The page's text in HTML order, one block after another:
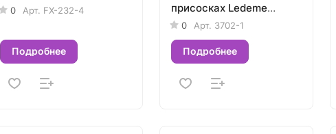
0 Арт. FX-232-4
Подробнее
присосках Ledeme
L3702-1
0 Арт. 3702-1
Подробнее